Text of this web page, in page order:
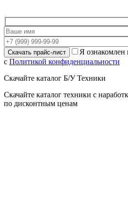
Я ознакомлен
с Политикой конфиденциальности
Скачайте каталог Б/У Техники
Скачайте каталог техники с
по дисконтным ценам